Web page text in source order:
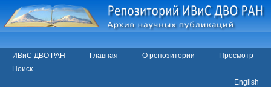
ИВиС ДВО РАН Главная О репозитории
Просмотр
Поиск
English